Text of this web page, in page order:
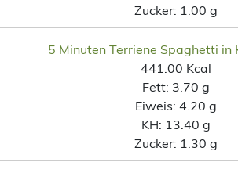
Zucker: 1.00 g
5 Minuten Terriene Spaghetti in
441.00 Kcal
Fett: 3.70 g
Eiweis: 4.20 g
KH: 13.40 g
Zucker: 1.30 g